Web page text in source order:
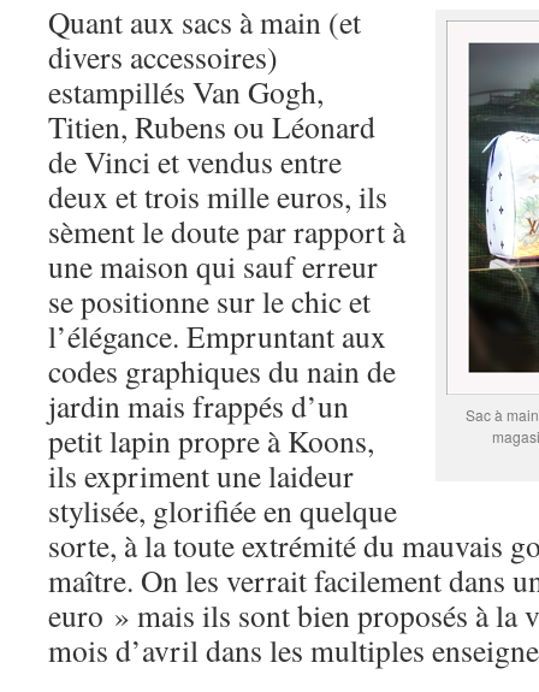
Sac à
Quant aux sacs à main (et
divers accessoires)
estampillés Van Gogh,
Titien, Rubens ou Léonard
de Vinci et vendus entre
deux et trois mille euros, ils
sèment le doute par rapport à
une maison qui sauf erreur
se positionne sur le chic et
l’élégance. Empruntant aux
codes graphiques du nain de
jardin mais frappés d’un
petit lapin propre à Koons,
ils expriment une laideur
stylisée, glorifiée en quelque
sorte, à la toute extrémité du mauvais
maître. On les verrait facilement dans
euro » mais ils sont bien proposés à la
mois d’avril dans les multiples